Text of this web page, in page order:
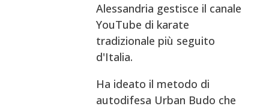
Alessandria gestisce il canale
YouTube di karate
tradizionale più seguito
d'Italia.
Ha ideato il metodo di
autodifesa Urban Budo che